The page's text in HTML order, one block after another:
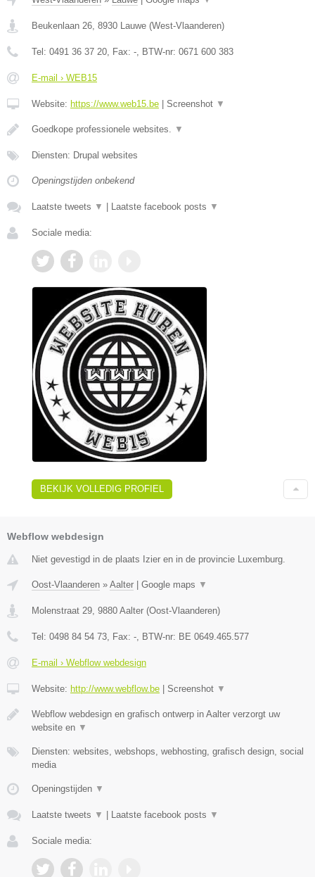
Beukenlaan 26, 8930 Lauwe (West-Vlaanderen)
Tel: 0491 36 37 20, Fax: -, BTW-nr: 0671 600 383
E-mail › WEB15
Website: https://www.web15.be Screenshot ▼
Goedkope professionele websites. ▼
Diensten: Drupal websites
Openingstijden onbekend
Laatste tweets ▼ Laatste facebook posts ▼
Sociale media:
BEKIJK VOLLEDIG PROFIEL
Webflow webdesign
Niet gevestigd in de plaats Izier en in de provincie Luxemburg.
Oost-Vlaanderen » Aalter Google maps ▼
Molenstraat 29, 9880 Aalter (Oost-Vlaanderen)
Tel: 0498 84 54 73, Fax: -, BTW-nr: BE 0649.465.577
E-mail › Webflow webdesign
Website: http://www.webflow.be Screenshot ▼
Webflow webdesign en grafisch ontwerp in Aalter verzorgt uw
website en ▼
Diensten: websites, webshops, webhosting, grafisch design, social
media
Openingstijden ▼
Laatste tweets ▼ Laatste facebook posts ▼
Sociale media: